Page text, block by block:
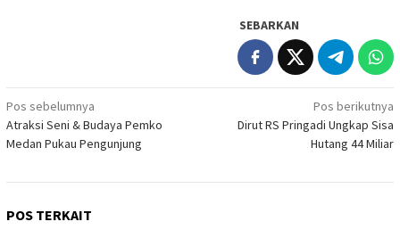
SEBARKAN
Navigasi
pos
Pos sebelumnya
Atraksi Seni & Budaya Pemko
Medan Pukau Pengunjung
Pos berikutnya
Dirut RS Pringadi Ungkap Sisa
Hutang 44 Miliar
POS TERKAIT